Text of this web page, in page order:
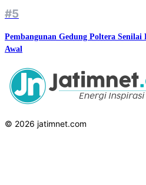
#5
Pembangunan Gedung Poltera
Awal
© 2026 jatimnet.com